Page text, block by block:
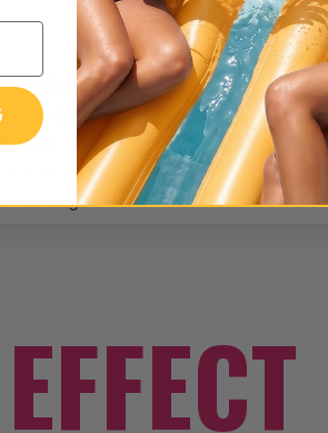
+ GRATIS
trainingsschema voor
thuis
gratis bezorging bij alle
bestellingen boven €40